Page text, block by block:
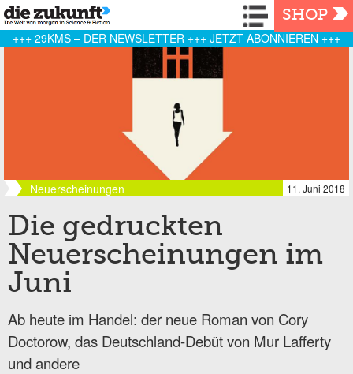
Navigation
SHOP
+++ 29KMS – DER NEWSLETTER +++ JETZT ABONNIEREN +++
Neuerscheinungen 11. Juni 2018
Die gedruckten
Neuerscheinungen im
Juni
Ab heute im Handel: der neue Roman von Cory
Doctorow, das Deutschland-Debüt von Mur Lafferty
und andere